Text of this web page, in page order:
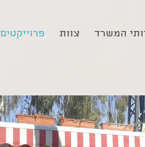
פרוייקטים צוות המשרד